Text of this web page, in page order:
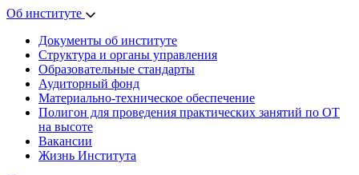
Об институте
Документы об институте
Структура и органы управления
Образовательные стандарты
Аудиторный фонд
Материально-техническое обеспечение
Полигон для проведения практических занятий по ОТ
на высоте
Вакансии
Жизнь Института